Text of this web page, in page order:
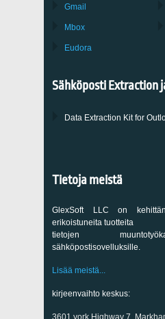
Gmail
Mbox
Eudora
Sähköposti Extraction
Data Extraction Kit for
Tietoja meistä
GlexSoft LLC on
erikoistuneita tuotteita
tietojen
sähköpostisovelluksille.
Lisää meistä...
kirjeenvaihto keskus: